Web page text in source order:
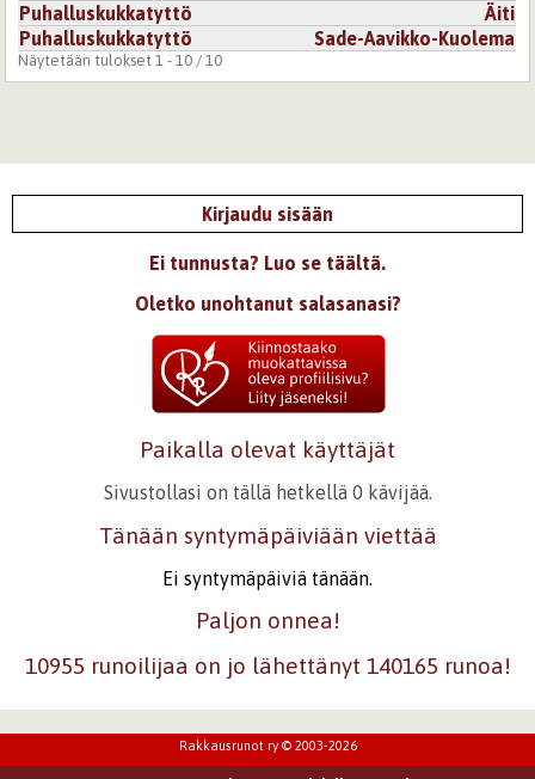
Siinä on jotain niin todellista ja
pelottavaa että...menen sanattomaksi.
Kirjaudu
rekisteröidy
Tämäpä vaikuttava. Tästä tuli sellainen järjettömän hieno
kuva mieleeni, sellainen herkänsurullinen aamuhetki.
Päätyy suosikkeihin.
rekisteröidykommentoidaksesi
Puhalluskukkatyttö
Äiti
Puhalluskukkatyttö
Sade-Aavikko-Kuolema
Näytetään tulokset 1 - 10 / 10
Kirjaudu sisään
Ei tunnusta? Luo se täältä.
Oletko unohtanut salasanasi?
Paikalla olevat käyttäjät
Sivustollasi on tällä hetkellä 0 kävijää.
Tänään syntymäpäiviään viettää
Ei syntymäpäiviä tänään.
Paljon onnea!
10955 runoilijaa on jo lähettänyt 140165 runoa!
Rakkausrunot ry © 2003-2026